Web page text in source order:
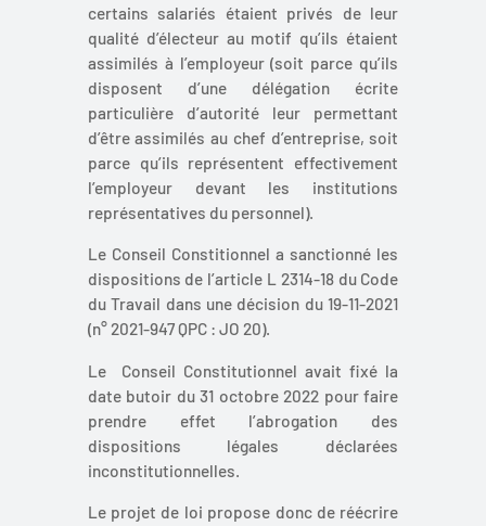
certains salariés étaient privés de leur
qualité d’électeur au motif qu’ils étaient
assimilés à l’employeur (soit parce qu’ils
disposent d’une délégation écrite
particulière d’autorité leur permettant
d’être assimilés au chef d’entreprise, soit
parce qu’ils représentent effectivement
l’employeur devant les institutions
représentatives du personnel).
Le Conseil Constitionnel a sanctionné les
dispositions de l’article L 2314-18 du Code
du Travail dans une décision du 19-11-2021
(n° 2021-947 QPC : JO 20).
Le Conseil Constitutionnel avait fixé la
date butoir du 31 octobre 2022 pour faire
prendre effet l’abrogation des
dispositions légales déclarées
inconstitutionnelles.
Le projet de loi propose donc de réécrire